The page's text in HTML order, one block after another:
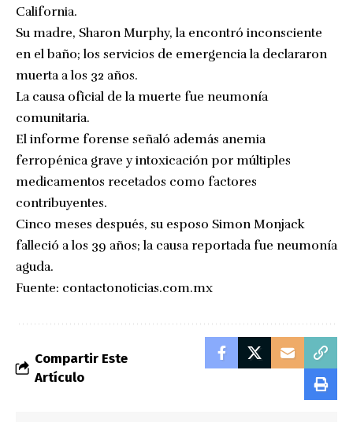
California.
Su madre, Sharon Murphy, la encontró inconsciente
en el baño; los servicios de emergencia la declararon
muerta a los 32 años.
La causa oficial de la muerte fue neumonía
comunitaria.
El informe forense señaló además anemia
ferropénica grave y intoxicación por múltiples
medicamentos recetados como factores
contribuyentes.
Cinco meses después, su esposo Simon Monjack
falleció a los 39 años; la causa reportada fue neumonía
aguda.
Fuente: contactonoticias.com.mx
Compartir Este
Artículo